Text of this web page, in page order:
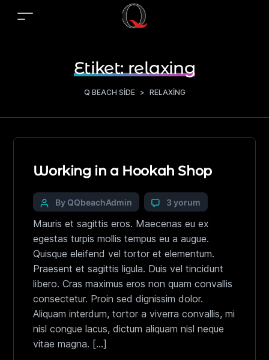
Etiket:relaxing
Q BEACH SIDE > RELAXING
Working in a Hookah Shop
By QQbeachAdmin 3 yorum
Mauris et sagittis eros. Maecenas eu ex
egestas turpis mollis tempus eu a augue.
Quisque eleifend vel tortor et elementum.
Praesent et sagittis ligula. Duis vel tincidunt
libero. Cras maximus eros non quam convallis
consectetur. Proin sed dignissim dolor.
Aliquam interdum, tortor a viverra convallis, mi
nisl congue lacus, dictum aliquam nisl neque
vitae magna. […]